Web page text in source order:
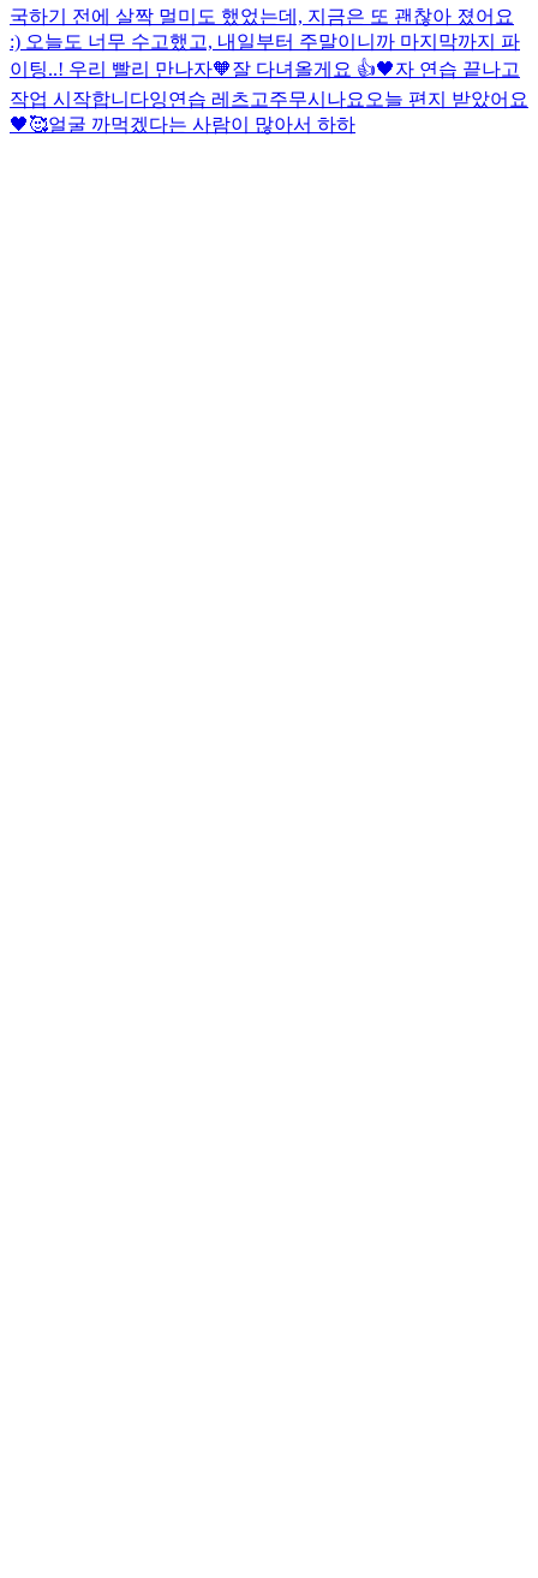
국하기 전에 살짝 멀미도 했었는데, 지금은 또 괜찮아 졌어요
:) 오늘도 너무 수고했고, 내일부터 주말이니까 마지막까지 파
이팅..! 우리 빨리 만나자🧡잘 다녀올게요 👍🖤자 연습 끝나고
작업 시작합니다잉연습 레츠고주무시나요 오늘 편지 받았어요
🖤🥰얼굴 까먹겠다는 사람이 많아서 하하